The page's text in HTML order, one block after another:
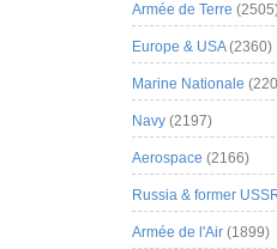
Armée de Terre
Europe & USA(2360)
Marine Nationale
Navy (2197)
Aerospace (2166)
Russia & former
Armée de l'Air (1899)